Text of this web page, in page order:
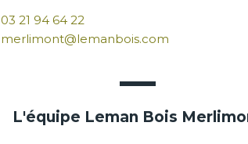
03 21 94 64 22
merlimont@lemanbois.com
L'équipe Leman Bois